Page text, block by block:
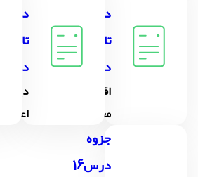
تاریخ
دهم
اقتصاد و
معیشت
تاریخ
دهم
دین و
اعتقادات
جزوه
درس16